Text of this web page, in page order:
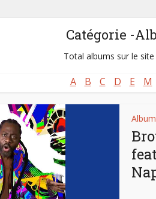
Catégorie -
Total albums sur le site
A B C D E M